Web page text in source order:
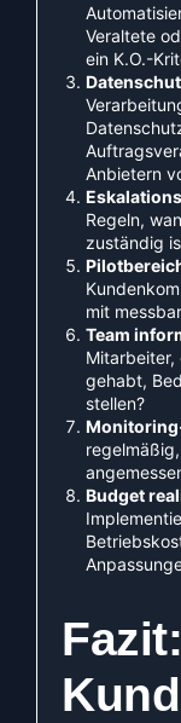
Veraltete
ein K.O.-
Anbietern
Regeln,
zuständig
mit
Team
gehabt,
stellen?
Budget